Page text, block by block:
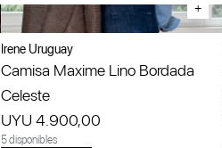
+
Irene Uruguay
Camisa Maxime Lino Bordada
Celeste
UYU 4.900,00
5 disponibles